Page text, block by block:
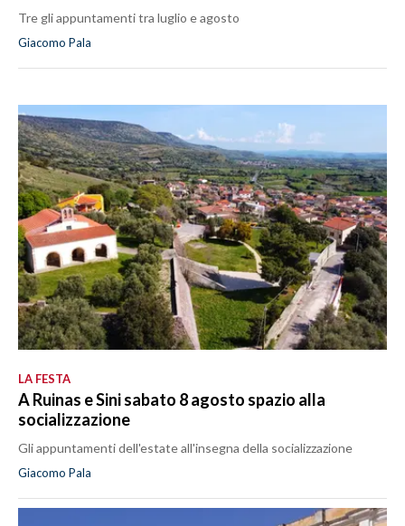
Tre gli appuntamenti tra luglio e agosto
Giacomo Pala
LA FESTA
A Ruinas e Sini sabato 8 agosto spazio alla
socializzazione
Gli appuntamenti dell'estate all'insegna della socializzazione
Giacomo Pala